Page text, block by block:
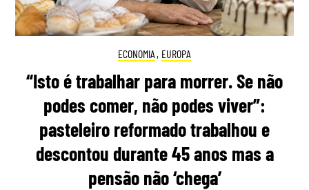
ECONOMIA , EUROPA
“Isto é trabalhar para morrer. Se não
podes comer, não podes viver”:
pasteleiro reformado trabalhou e
descontou durante 45 anos mas a
pensão não ‘chega’